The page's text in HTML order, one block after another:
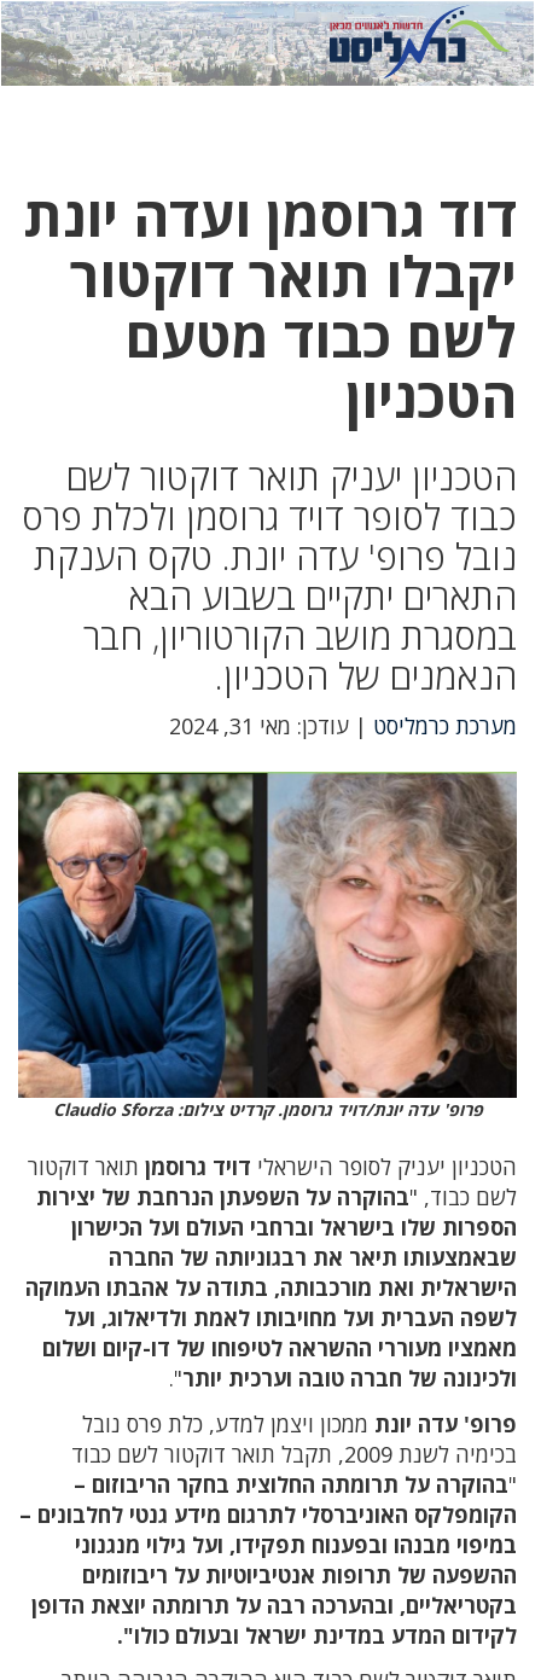
לחץ
כאן
לחץ
כדי
דוד גרוסמן ועדה יונת
יקבלו תואר דוקטור
לשם כבוד מטעם
הטכניון
הטכניון יעניק תואר דוקטור לשם
כבוד לסופר דויד גרוסמן ולכלת פרס
נובל פרופ' עדה יונת. טקס הענקת
התארים יתקיים בשבוע הבא
במסגרת מושב הקורטוריון, חבר
הנאמנים של הטכניון.
מערכת כרמליסט | עודכן: מאי 31, 2024
פרופ' עדה יונת/דויד גרוסמן. קרדיט צילום: Claudio Sforza
הטכניון יעניק לסופר הישראלי דויד גרוסמן תואר דוקטור
לשם כבוד, "בהוקרה על השפעתן הנרחבת של יצירות
הספרות שלו בישראל וברחבי העולם ועל הכישרון
שבאמצעותו תיאר את רבגוניותה של החברה
הישראלית ואת מורכבותה, בתודה על אהבתו העמוקה
לשפה העברית ועל מחויבותו לאמת ולדיאלוג, ועל
מאמציו מעוררי ההשראה לטיפוחו של דו-קיום ושלום
ולכינונה של חברה טובה וערכית יותר".
פרופ' עדה יונת ממכון ויצמן למדע, כלת פרס נובל
בכימיה לשנת 2009, תקבל תואר דוקטור לשם כבוד
"בהוקרה על תרומתה החלוצית בחקר הריבוזום –
הקומפלקס האוניברסלי לתרגום מידע גנטי לחלבונים –
במיפוי מבנהו ובפענוח תפקידו, ועל גילוי מנגנוני
ההשפעה של תרופות אנטיביוטיות על ריבוזומים
בקטריאליים, ובהערכה רבה על תרומתה יוצאת הדופן
לקידום המדע במדינת ישראל ובעולם כולו".